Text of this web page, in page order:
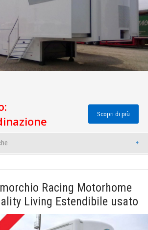
Scopri di più
Racing Motorhome
Living Estendibile usato